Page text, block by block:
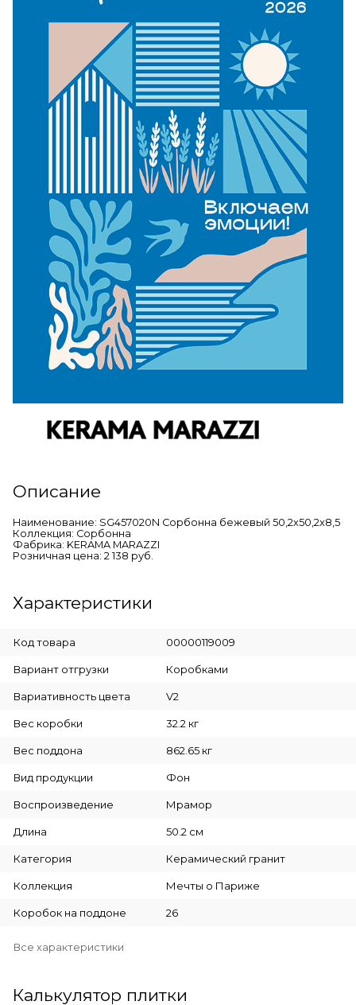
Описание
Наименование: SG457020N Сорбонна бежевый 50,2x50,2x8,5
Коллекция: Сорбонна
Фабрика: KERAMA MARAZZI
Розничная цена: 2 138 руб.
Характеристики
Код товара 00000119009
Вариант отгрузки Коробками
Вариативность цвета V2
Вес коробки 32.2 кг
Вес поддона 862.65 кг
Вид продукции Фон
Воспроизведение Мрамор
Длина 50.2 см
Категория Керамический гранит
Коллекция Мечты о Париже
Коробок на поддоне 26
Все характеристики
Калькулятор плитки